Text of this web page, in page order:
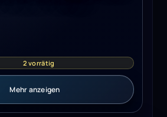
2 vorrätig
Mehr anzeigen